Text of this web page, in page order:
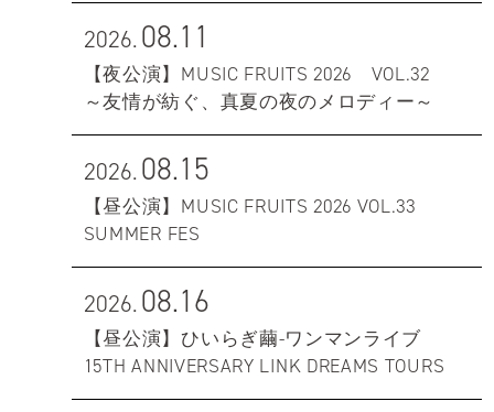
2026.08.11
【夜公演】MUSIC FRUITS 2026 VOL.32
～友情が紡ぐ、真夏の夜のメロディー～
2026.08.15
【昼公演】MUSIC FRUITS 2026 VOL.33
SUMMER FES
2026.08.16
【昼公演】ひいらぎ繭-ワンマンライブ
15TH ANNIVERSARY LINK DREAMS TOURS